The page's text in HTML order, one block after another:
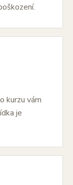
kurzu vám
je